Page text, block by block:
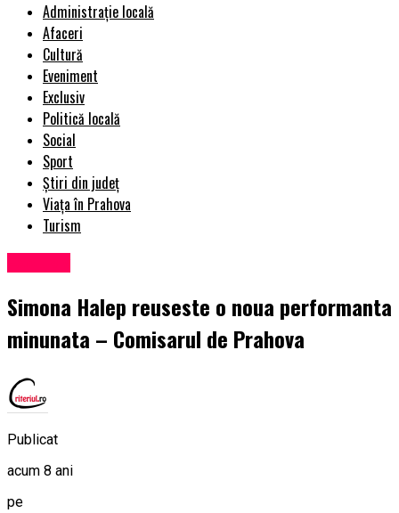
Administrație locală
Afaceri
Cultură
Eveniment
Exclusiv
Politică locală
Social
Sport
Știri din județ
Viața în Prahova
Turism
Simona Halep reuseste o noua performanta
minunata – Comisarul de Prahova
Publicat
acum 8 ani
pe